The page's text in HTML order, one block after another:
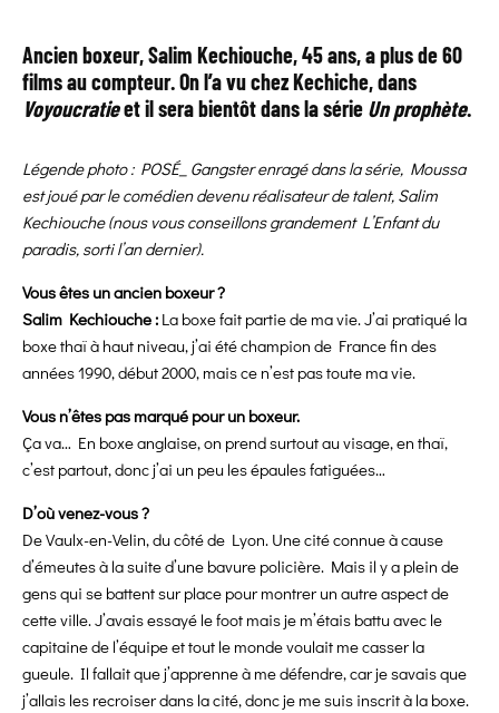
Ancien boxeur, Salim Kechiouche, 45 ans, a plus de 60
films au compteur. On l’a vu chez Kechiche, dans
Voyoucratieet il sera bientôt dans la série Un prophète.
Légende photo : POSÉ_ Gangster enragé dans la série, Moussa
est joué par le comédien devenu réalisateur de talent, Salim
Kechiouche (nous vous conseillons grandement L’Enfant du
paradis, sorti l’an dernier).
Vous êtes un ancien boxeur ?
Salim Kechiouche : La boxe fait partie de ma vie. J’ai pratiqué la
boxe thaï à haut niveau, j’ai été champion de France fin des
années 1990, début 2000, mais ce n’est pas toute ma vie.
Vous n’êtes pas marqué pour un boxeur.
Ça va… En boxe anglaise, on prend surtout au visage, en thaï,
c’est partout, donc j’ai un peu les épaules fatiguées…
D’où venez-vous ?
De Vaulx-en-Velin, du côté de Lyon. Une cité connue à cause
d’émeutes à la suite d’une bavure policière. Mais il y a plein de
gens qui se battent sur place pour montrer un autre aspect de
cette ville. J’avais essayé le foot mais je m’étais battu avec le
capitaine de l’équipe et tout le monde voulait me casser la
gueule. Il fallait que j’apprenne à me défendre, car je savais que
j’allais les recroiser dans la cité, donc je me suis inscrit à la boxe.